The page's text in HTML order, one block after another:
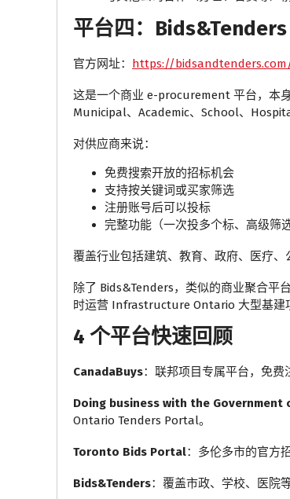
平台四：Bids&Tenders
官方网址： https://
这是一个商业 e-procurement 平台，本
Municipal、Academic、School、
对供应商来说：
免费搜索开放的招标机会
支持按关键词或买家筛选
注册账号后可以投标
完整功能（一次投多个标、高级筛
覆盖行业包括建筑、教育、政府、医疗、
除了 Bids&Tenders，类似的商业聚合平
时运营 Infrastructure Ontario 大型基建
4 个平台快速回顾
CanadaBuys：联邦项目专属平台，免费
Doing business with the Government
Ontario Tenders Portal。
Toronto Bids Portal：多伦多市的官方
Bids&Tenders：覆盖市政、学校、医院